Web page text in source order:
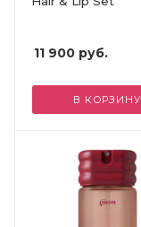
11 900 руб.
В КОРЗИНУ